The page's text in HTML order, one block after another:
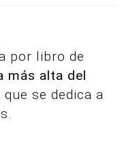
por libro de
más alta del
se dedica a